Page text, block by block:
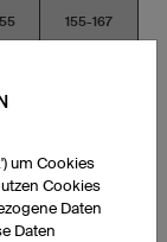
155-167
um Cookies
Cookies
Daten
Daten